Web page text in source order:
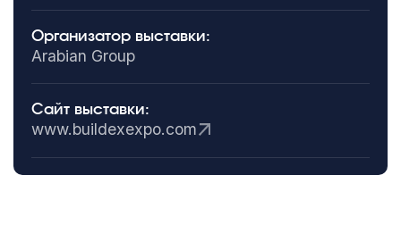
Организатор выставки:
Arabian Group
Сайт выставки:
www.buildexexpo.com